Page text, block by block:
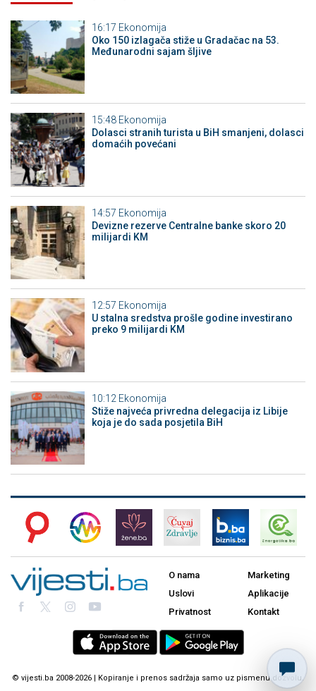
16:17 Ekonomija
Oko 150 izlagača stiže u Gradačac na 53.
Međunarodni sajam šljive
15:48 Ekonomija
Dolasci stranih turista u BiH smanjeni, dolasci
domaćih povećani
14:57 Ekonomija
Devizne rezerve Centralne banke skoro 20
milijardi KM
12:57 Ekonomija
U stalna sredstva prošle godine investirano
preko 9 milijardi KM
10:12 Ekonomija
Stiže najveća privredna delegacija iz Libije
koja je do sada posjetila BiH
O nama
Uslovi
Privatnost
Marketing
Aplikacije
Kontakt
© vijesti.ba 2008-2026 | Kopiranje i prenos sadržaja samo uz pismenu dozvolu.